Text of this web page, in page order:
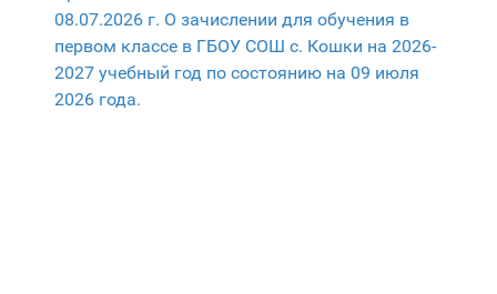
08.07.2026 г. О зачислении для обучения в
первом классе в ГБОУ СОШ с. Кошки на 2026-
2027 учебный год по состоянию на 09 июля
2026 года.